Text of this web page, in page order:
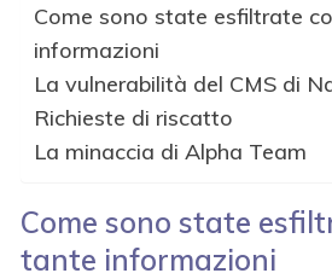
Come sono state esfiltrate
informazioni
La vulnerabilità del CMS di
Richieste di riscatto
La minaccia di Alpha Team
Come sono state
tante informazioni